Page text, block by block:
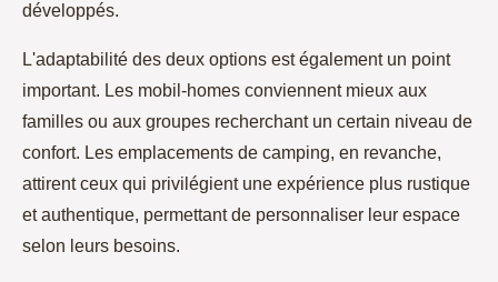
développés.
L'adaptabilité des deux options est également un point
important. Les mobil-homes conviennent mieux aux
familles ou aux groupes recherchant un certain niveau de
confort. Les emplacements de camping, en revanche,
attirent ceux qui privilégient une expérience plus rustique
et authentique, permettant de personnaliser leur espace
selon leurs besoins.